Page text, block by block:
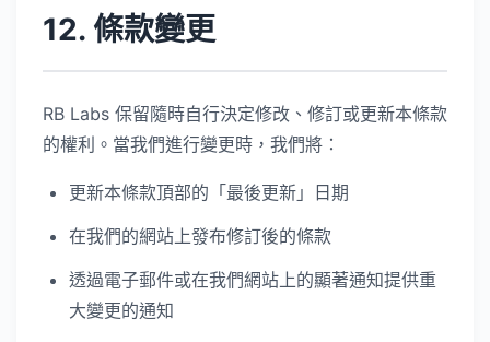
12. 條款變更
RB Labs 保留隨時自行決定修改、修訂或更新本條款
的權利。當我們進行變更時，我們將：
更新本條款頂部的「最後更新」日期
在我們的網站上發布修訂後的條款
透過電子郵件或在我們網站上的顯著通知提供重
大變更的通知